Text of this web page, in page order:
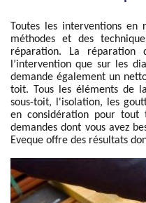
Toutes les interventions en
méthodes et des
réparation. La
l’intervention que sur les
demande également un
toit. Tous les éléments de
sous-toit, l'isolation, les
en considération pour tout
demandes dont vous avez
Eveque offre des résultats